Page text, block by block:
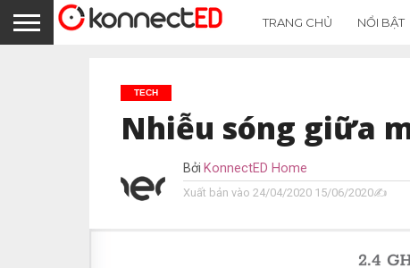
TRANG CHỦ NỔI BẬT
TECH
Nhiễu sóng giữa
Bởi KonnectED Home
Xuất bản vào 24/04/202015/06/2020✍